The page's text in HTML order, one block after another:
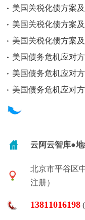
美国关税化债方案
美国关税化债方案
美国关税化债方案
美国债务危机应对方
美国债务危机应对方
美国债务危机应对方
云阿云智库●
北京市平谷区
注册）
13811016198